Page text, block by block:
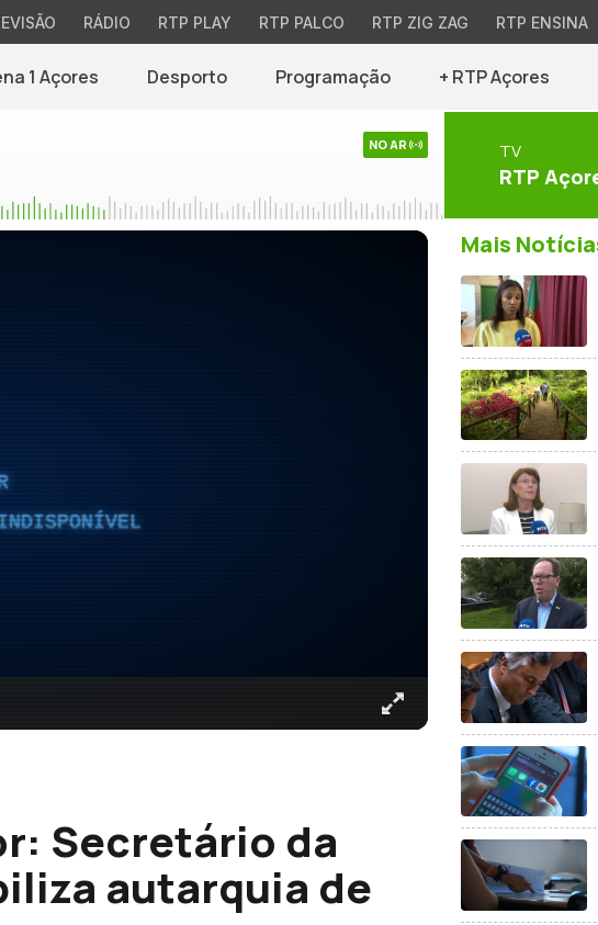
RÁDIO RTP PLAY RTP PALCO RTP ZIG ZAG RTP ENSINA
1 Açores Desporto Programação + RTP Açores
NO AR TV
RTP
Secretário da
autarquia de
Mais